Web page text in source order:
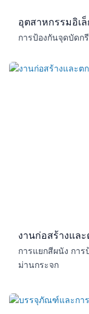
อุตสาหกรรมอิเ
การป้องกันจุดบัดก
งานก่อสร้างและ
การแยกสีผนัง กา
ม่านกระจก